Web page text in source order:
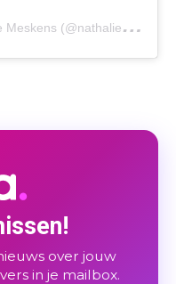
E
en bericht gedeeld door Nathalie Meskens (@nathaliemeskensofficial)
over jouw
in je mailbox.